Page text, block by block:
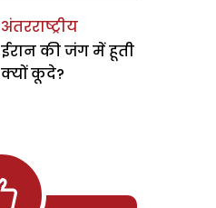
अंतरराष्ट्रीय
ईरान की जंग में हूती
क्यों कूदे?